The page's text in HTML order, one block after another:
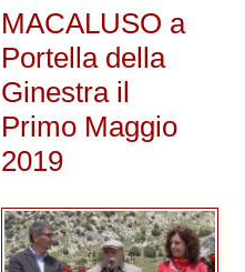
MACALUSO a
Portella della
Ginestra il
Primo Maggio
2019